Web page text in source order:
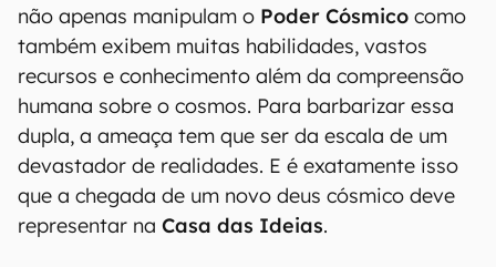
não apenas manipulam o Poder Cósmico como
também exibem muitas habilidades, vastos
recursos e conhecimento além da compreensão
humana sobre o cosmos. Para barbarizar essa
dupla, a ameaça tem que ser da escala de um
devastador de realidades. E é exatamente isso
que a chegada de um novo deus cósmico deve
representar na Casa das Ideias.